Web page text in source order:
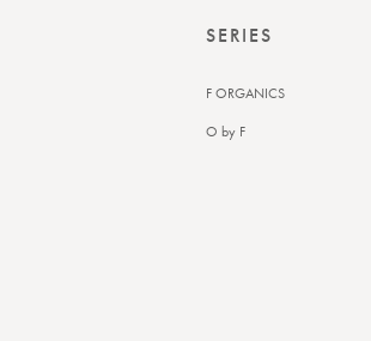
SERIES
F ORGANICS
O by F